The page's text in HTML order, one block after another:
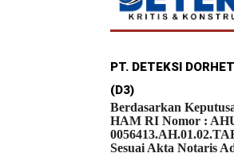
PT. DETEKSI
(D3)
Berdasarkan
HAM RI Nomor :
Sesuai Akta Notaris